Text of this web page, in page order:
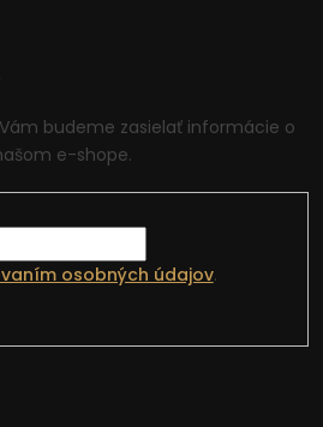
budeme zasielať informácie o
e-shope.
osobných údajov.